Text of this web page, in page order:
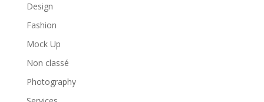
Design
Fashion
Mock Up
Non classé
Photography